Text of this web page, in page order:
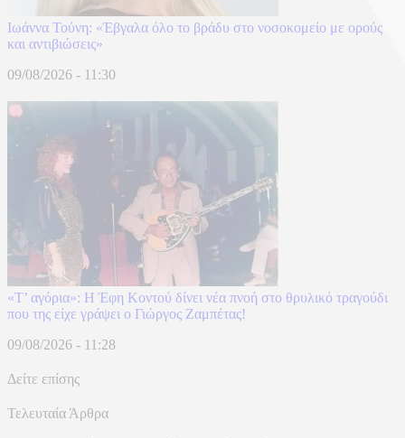
Ιωάννα Τούνη: «Έβγαλα όλο το βράδυ στο νοσοκομείο με ορούς
και αντιβιώσεις»
09/08/2026 - 11:30
«Τ’ αγόρια»: Η Έφη Κοντού δίνει νέα πνοή στο θρυλικό τραγούδι
που της είχε γράψει ο Γιώργος Ζαμπέτας!
09/08/2026 - 11:28
Δείτε επίσης
Τελευταία Άρθρα